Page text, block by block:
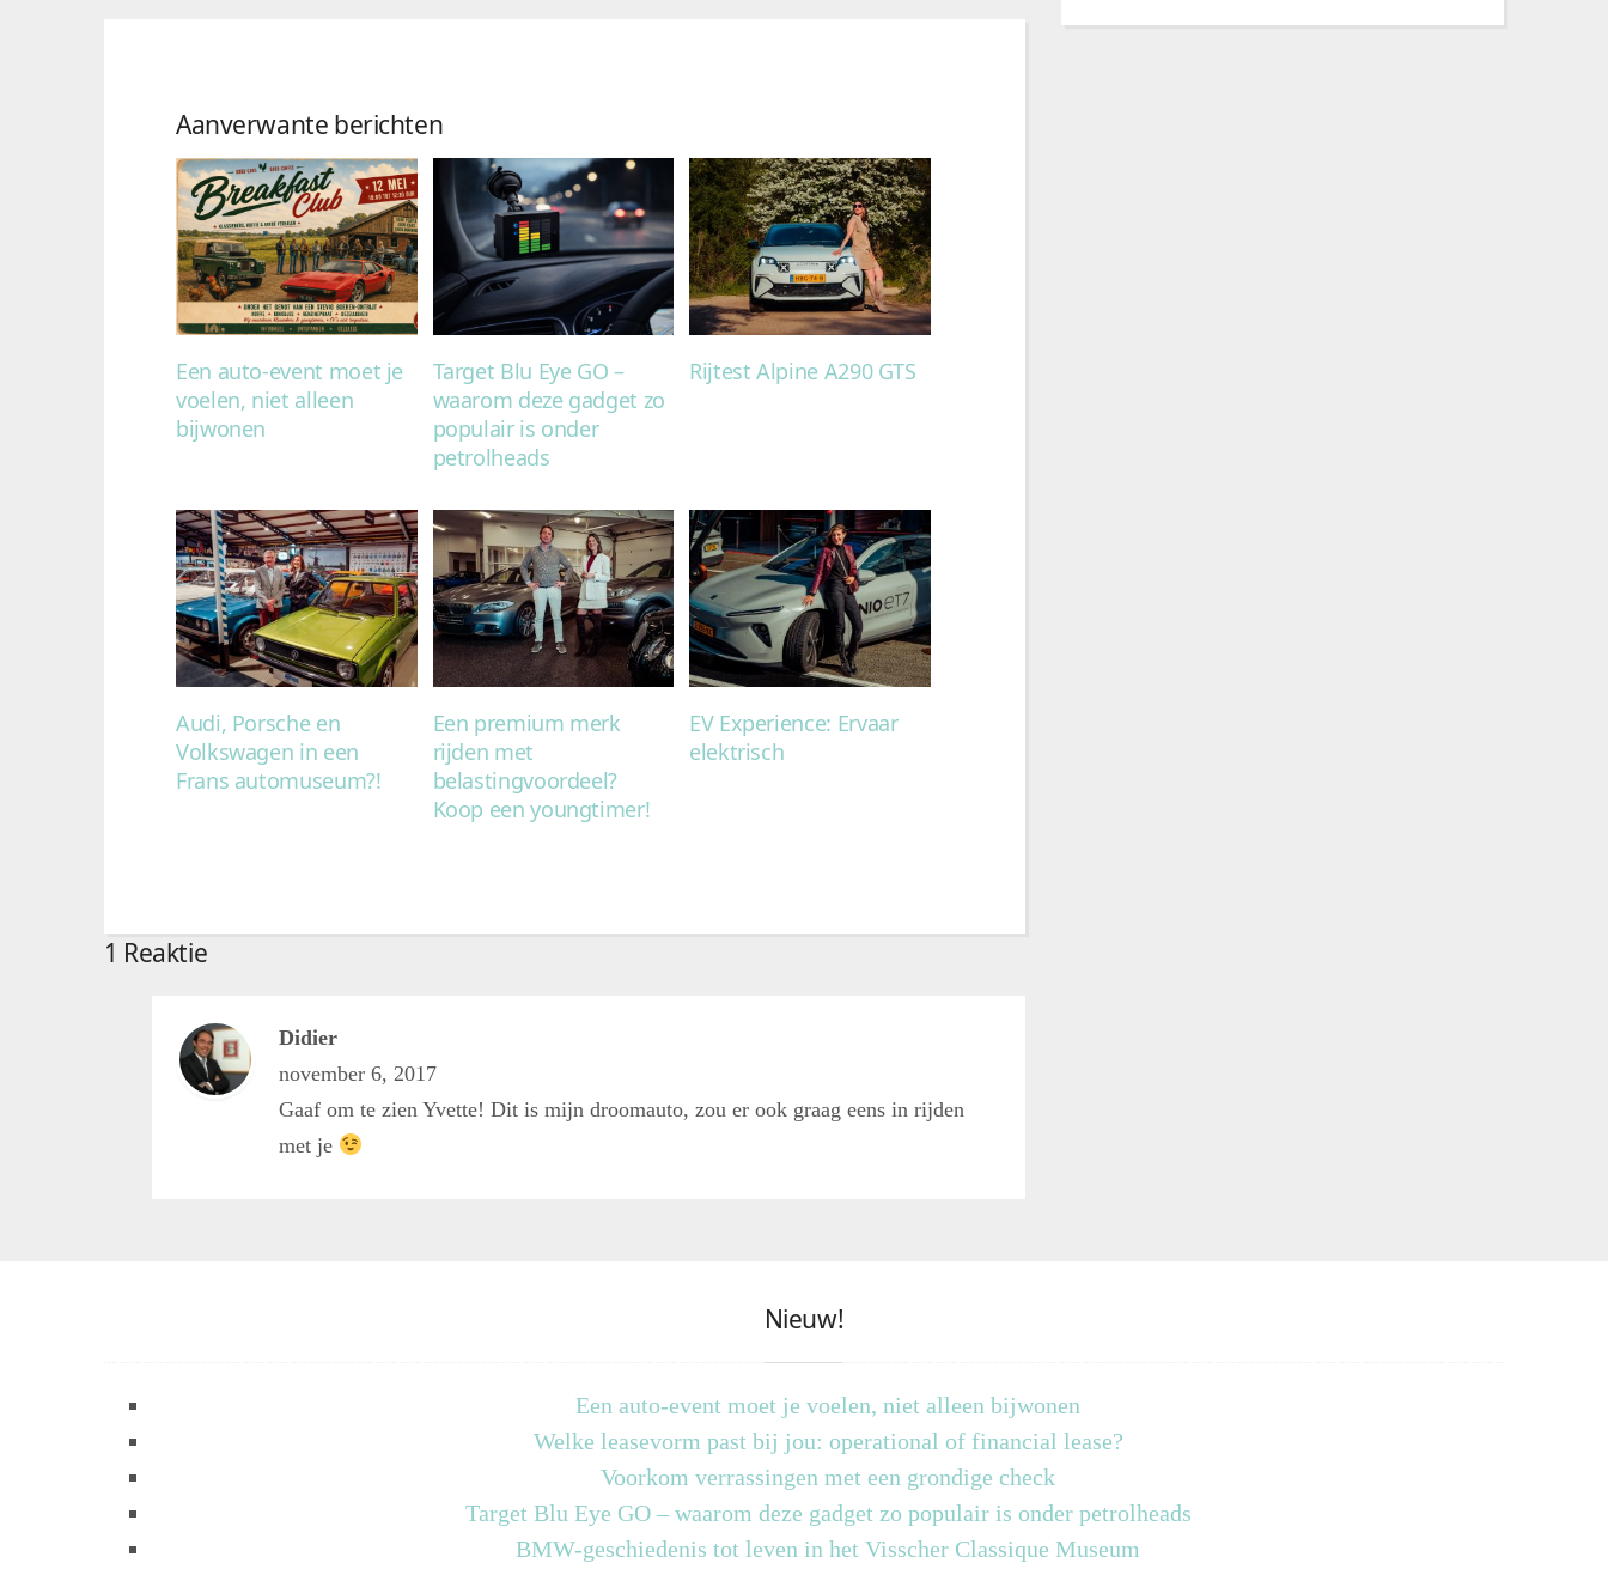
Aanverwante berichten
Een auto-event moet je
voelen, niet alleen
bijwonen
Target Blu Eye GO –
waarom deze gadget zo
populair is onder
petrolheads
Rijtest Alpine A290 GTS
Audi, Porsche en
Volkswagen in een
Frans automuseum?!
Een premium merk
rijden met
belastingvoordeel?
Koop een youngtimer!
EV Experience: Ervaar
elektrisch
1 Reaktie
Didier
november 6, 2017
Gaaf om te zien Yvette! Dit is mijn droomauto, zou er ook graag eens in rijden
met je
Nieuw!
Een auto-event moet je voelen, niet alleen bijwonen
Welke leasevorm past bij jou: operational of financial lease?
Voorkom verrassingen met een grondige check
Target Blu Eye GO – waarom deze gadget zo populair is onder petrolheads
BMW-geschiedenis tot leven in het Visscher Classique Museum